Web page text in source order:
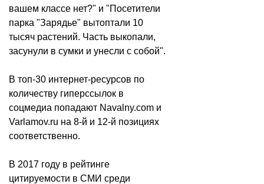
вашем классе нет?" и "Посетители
парка "Зарядье" вытоптали 10
тысяч растений. Часть выкопали,
засунули в сумки и унесли с собой".
В топ-30 интернет-ресурсов по
количеству гиперссылок в
соцмедиа попадают Navalny.com и
Varlamov.ru на 8-й и 12-й позициях
соответственно.
В 2017 году в рейтинге
цитируемости в СМИ среди